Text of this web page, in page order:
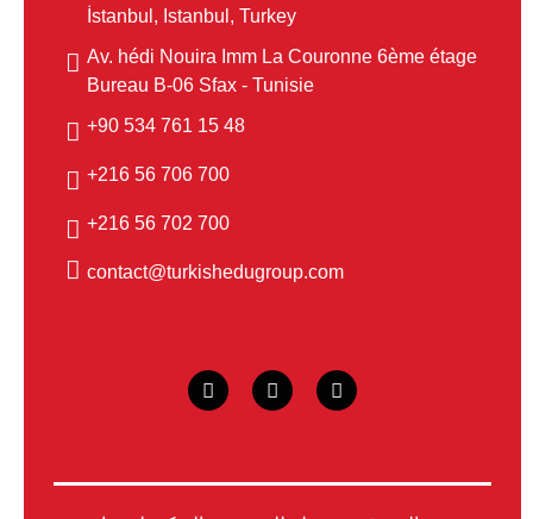
İstanbul, Istanbul, Turkey
Av. hédi Nouira Imm La Couronne 6ème étage
Bureau B-06 Sfax - Tunisie
48 15 761 534 90+
700 706 56 216+
700 702 56 216+
contact@turkishedugroup.com